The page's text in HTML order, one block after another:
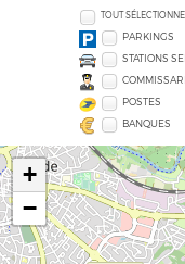
TOUT
PARKINGS
STATIONS
POSTES
BANQUES
+
−